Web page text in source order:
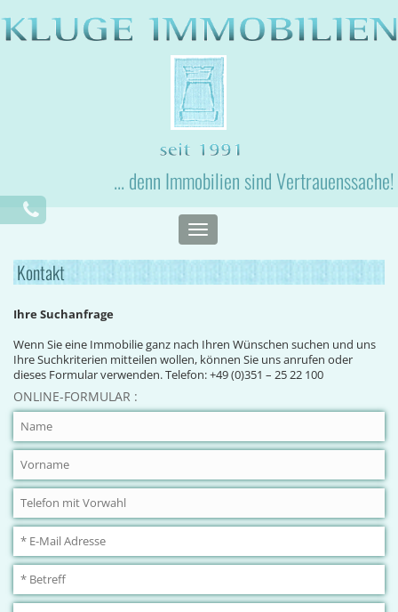
... denn Immobilien sind Vertrauenssache!
Toggle
navigation
Kontakt
Ihre Suchanfrage
Wenn Sie eine Immobilie ganz nach Ihren Wünschen suchen und uns
Ihre Suchkriterien mitteilen wollen, können Sie uns anrufen oder
dieses Formular verwenden. Telefon: +49 (0)351 – 25 22 100
ONLINE-FORMULAR :